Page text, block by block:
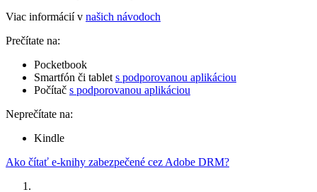
Viac informácií v našich návodoch
Prečítate na:
Pocketbook
Smartfón či tablet s podporovanou aplikáciou
Počítač s podporovanou aplikáciou
Neprečítate na:
Kindle
Ako čítať e-knihy zabezpečené cez Adobe DRM?